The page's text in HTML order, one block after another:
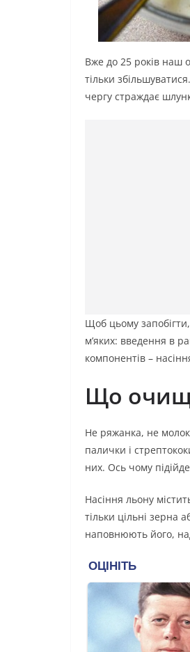
Вже до 25 років наш
тільки
чергу страждає
Щоб цьому
м’яких: введення в
компонентів –
Що
Не ряжанка, не
палички і
них. Ось чому
Насіння льону
тільки цільні
наповнюють його,